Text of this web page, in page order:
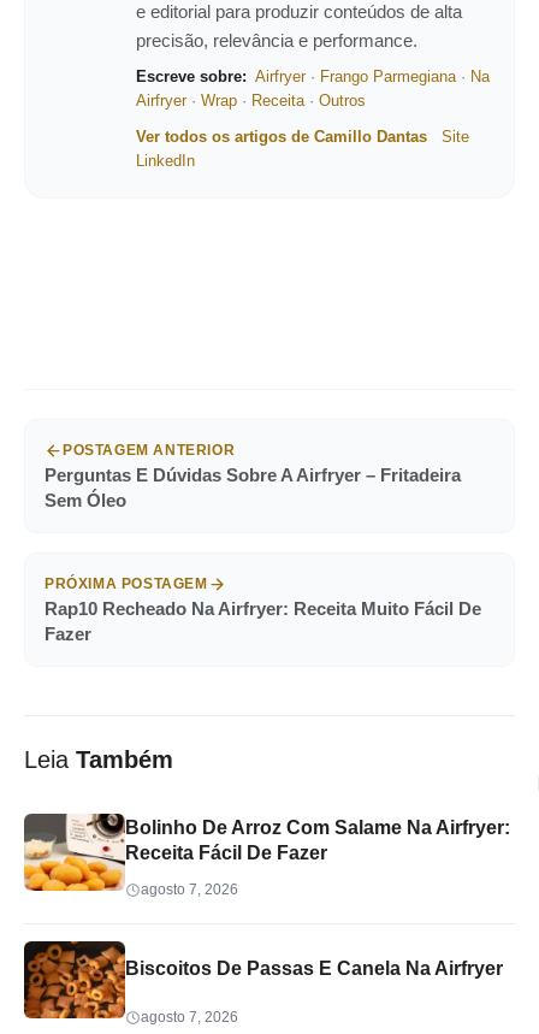
e editorial para produzir conteúdos de alta
precisão, relevância e performance.
Escreve sobre: Airfryer· Frango Parmegiana· Na
Airfryer· Wrap · Receita· Outros
Ver todos os artigos de Camillo Dantas
Site
LinkedIn
POSTAGEM ANTERIOR
Perguntas E Dúvidas Sobre A Airfryer – Fritadeira
Sem Óleo
PRÓXIMA POSTAGEM
Rap10 Recheado Na Airfryer: Receita Muito Fácil De
Fazer
Leia Também
Bolinho De Arroz Com Salame Na Airfryer:
Receita Fácil De Fazer
agosto 7, 2026
Biscoitos De Passas E Canela Na Airfryer
agosto 7, 2026